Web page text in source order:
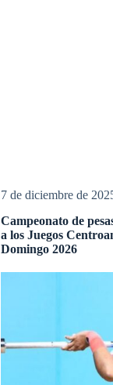
7 de diciembre de
Campeonato de
a los Juegos
Domingo 2026